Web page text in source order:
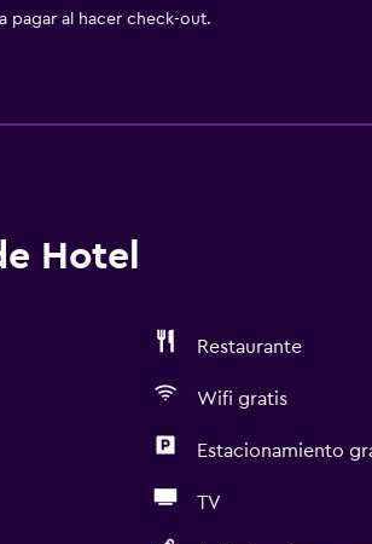
pagar al hacer check-out.
Hotel
Restaurante
Wifi gratis
Estacionamiento
TV